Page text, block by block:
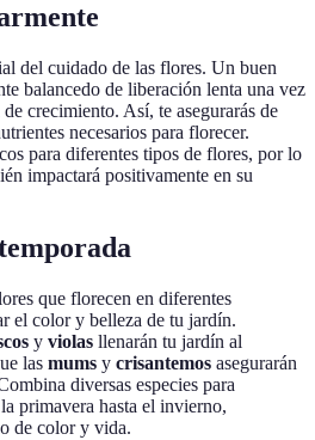
del cuidado de las flores. Un buen
balancedo de liberación lenta una vez
crecimiento. Así, te asegurarás de
necesarios para florecer.
para diferentes tipos de flores, por lo
impactará positivamente en su
que florecen en diferentes
el color y belleza de tu jardín.
y violas llenarán tu jardín al
las mums y crisantemos asegurarán
diversas especies para
primavera hasta el invierno,
de color y vida.